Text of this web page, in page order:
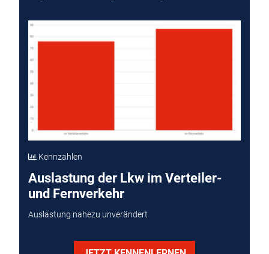
Kennzahlen
Auslastung der Lkw im Verteiler-
und Fernverkehr
Auslastung nahezu unverändert